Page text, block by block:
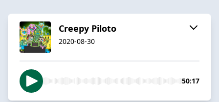
Creepy Piloto
2020-08-30
50:17